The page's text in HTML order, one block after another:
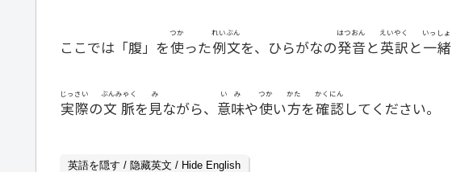
ここでは「腹」を使
つか
った例文
れいぶん
を、ひらがなの発音
はつおん
と英訳
えいやく
と一緒
いっしょ
実際
じっさい
の文脈
ぶんみゃく
を 見
み
ながら、 意味
いみ
や使
つか
い方
かた
を確認
かくにん
してください。
英語を隠す / 隐藏英文 / Hide English